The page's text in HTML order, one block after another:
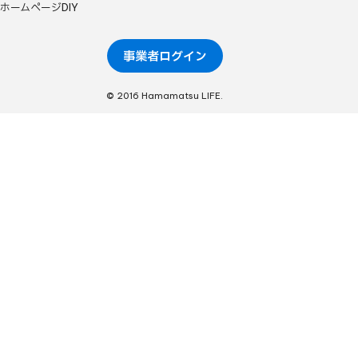
ホームページDIY
事業者ログイン
© 2016 Hamamatsu LIFE.